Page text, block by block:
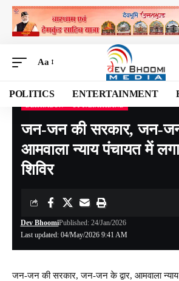
Aa
POLITICS ENTERTAINMENT
Devbhoomi Media>Blog>NATIONAL >
जन-जन की सरकार, जन-जन
आमवाला न्याय पंचायत में
शिविर
Last updated: 04/May/2026 9:41 AM
Dev BhoomiPublished: 24/Jan/2026
जन-जन की सरकार, जन-जन के द्वार, आमवाला